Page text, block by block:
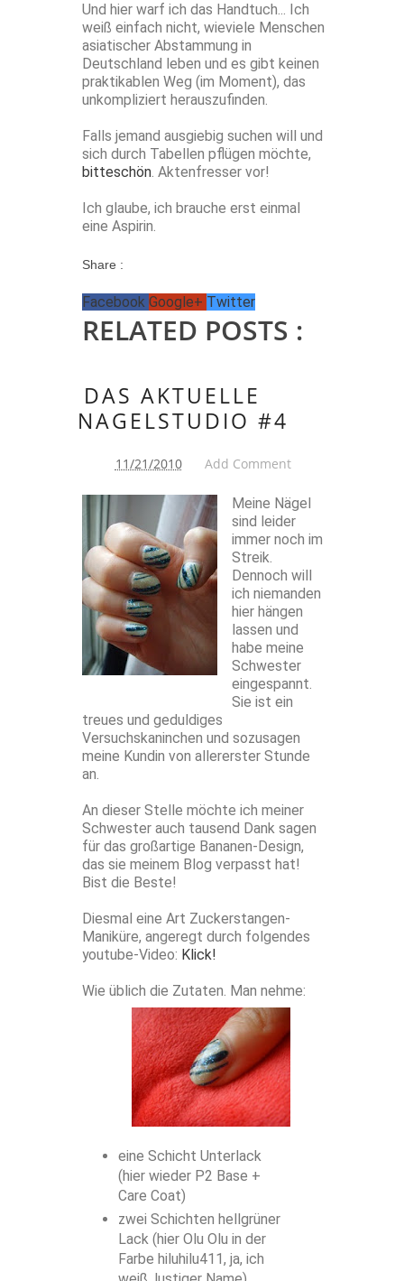
Und hier warf ich das Handtuch... Ich
weiß einfach nicht, wieviele Menschen
asiatischer Abstammung in
Deutschland leben und es gibt keinen
praktikablen Weg (im Moment), das
unkompliziert herauszufinden.
Falls jemand ausgiebig suchen will und
sich durch Tabellen pflügen möchte,
bitteschön. Aktenfresser vor!
Ich glaube, ich brauche erst einmal
eine Aspirin.
Share :
Facebook Google+ Twitter
RELATED POSTS :
DAS AKTUELLE
NAGELSTUDIO #4
11/21/2010 Add Comment
Meine Nägel
sind leider
immer noch im
Streik.
Dennoch will
ich niemanden
hier hängen
lassen und
habe meine
Schwester
eingespannt.
Sie ist ein
treues und geduldiges
Versuchskaninchen und sozusagen
meine Kundin von allererster Stunde
an.
An dieser Stelle möchte ich meiner
Schwester auch tausend Dank sagen
für das großartige Bananen-Design,
das sie meinem Blog verpasst hat!
Bist die Beste!
Diesmal eine Art Zuckerstangen-
Maniküre, angeregt durch folgendes
youtube-Video: Klick!
Wie üblich die Zutaten. Man nehme:
eine Schicht Unterlack
(hier wieder P2 Base +
Care Coat)
zwei Schichten hellgrüner
Lack (hier Olu Olu in der
Farbe hiluhilu411, ja, ich